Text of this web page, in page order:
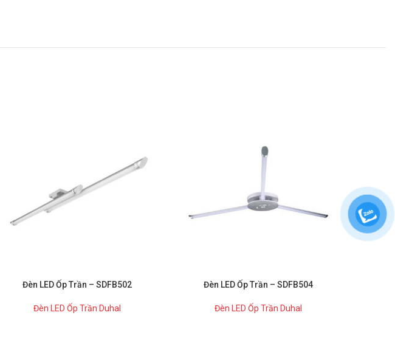
Đèn LED Ốp Trần – SDFB502
Đèn LED Ốp Trần Duhal
Đèn LED Ốp Trần – SDFB504
Đèn LED Ốp Trần Duhal